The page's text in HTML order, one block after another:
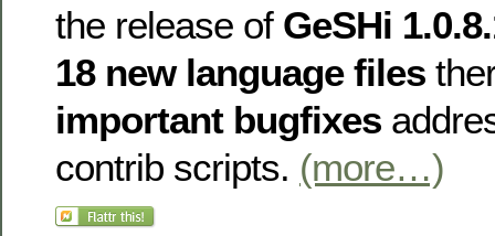
the release of GeSHi
18 new language files
important bugfixes
contrib scripts. (more…)